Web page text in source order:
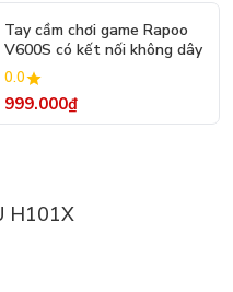
Tay cầm chơi game Rapoo
V600S có kết nối không dây
0.0
999.000₫
H101X